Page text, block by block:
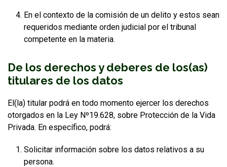
En el contexto de la comisión de un delito y estos sean
requeridos mediante orden judicial por el tribunal
competente en la materia.
De los derechos y deberes de los(as)
titulares de los datos
El(la) titular podrá en todo momento ejercer los derechos
otorgados en la Ley Nº19.628, sobre Protección de la Vida
Privada. En específico, podrá:
Solicitar información sobre los datos relativos a su
persona.